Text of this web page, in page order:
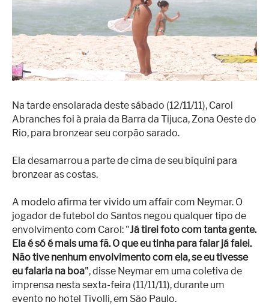
Antes
Depois
Superação
Anabolizantes
Suplementação
Alimentação
Treino
Saúde
Ensaios
Concursos
Moda
Praia
Na tarde ensolarada deste sábado (12/11/11), Carol
Abranches foi à praia da Barra da Tijuca, Zona Oeste do
Rio, para bronzear seu corpão sarado.
Ela desamarrou a parte de cima de seu biquíni para
bronzear as costas.
A modelo afirma ter vivido um affair com Neymar. O
jogador de futebol do Santos negou qualquer tipo de
envolvimento com Carol: "Já tirei foto com tanta gente.
Ela é só é mais uma fã. O que eu tinha para falar já falei.
Não tive nenhum envolvimento com ela, se eu tivesse
eu falaria na boa", disse Neymar em uma coletiva de
imprensa nesta sexta-feira (11/11/11), durante um
evento no hotel Tivolli, em São Paulo.